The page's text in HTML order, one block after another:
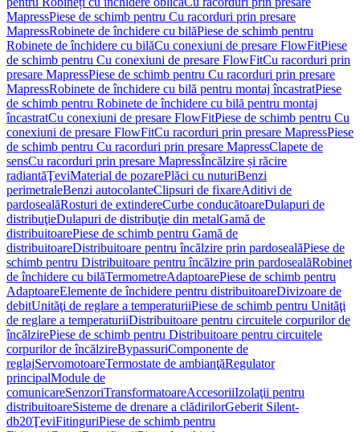
MapressPiese de schimb pentru Cu racorduri prin presare
MapressRobinete de închidere cu bilăPiese de schimb pentru
Robinete de închidere cu bilăCu conexiuni de presare FlowFitPiese
de schimb pentru Cu conexiuni de presare FlowFitCu racorduri prin
presare MapressPiese de schimb pentru Cu racorduri prin presare
MapressRobinete de închidere cu bilă pentru montaj încastratPiese
de schimb pentru Robinete de închidere cu bilă pentru montaj
încastratCu conexiuni de presare FlowFitPiese de schimb pentru Cu
conexiuni de presare FlowFitCu racorduri prin presare MapressPiese
de schimb pentru Cu racorduri prin presare MapressClapete de
sensCu racorduri prin presare MapressÎncălzire și răcire
radiantăŢeviMaterial de pozarePlăci cu nuturiBenzi
perimetraleBenzi autocolanteClipsuri de fixareAditivi de
pardosealăRosturi de extindereCurbe conducătoareDulapuri de
distribuţieDulapuri de distribuţie din metalGamă de
distribuitoarePiese de schimb pentru Gamă de
distribuitoareDistribuitoare pentru încălzire prin pardosealăPiese de
schimb pentru Distribuitoare pentru încălzire prin pardosealăRobinet
de închidere cu bilăTermometreAdaptoarePiese de schimb pentru
AdaptoareElemente de închidere pentru distribuitoareDivizoare de
debitUnităţi de reglare a temperaturiiPiese de schimb pentru Unităţi
de reglare a temperaturiiDistribuitoare pentru circuitele corpurilor de
încălzirePiese de schimb pentru Distribuitoare pentru circuitele
corpurilor de încălzireBypassuriComponente de
reglajServomotoareTermostate de ambianţăRegulator
principalModule de
comunicareSenzoriTransformatoareAccesoriiIzolaţii pentru
distribuitoareSisteme de drenare a clădirilorGeberit Silent-
db20ŢeviFitinguriPiese de schimb pentru